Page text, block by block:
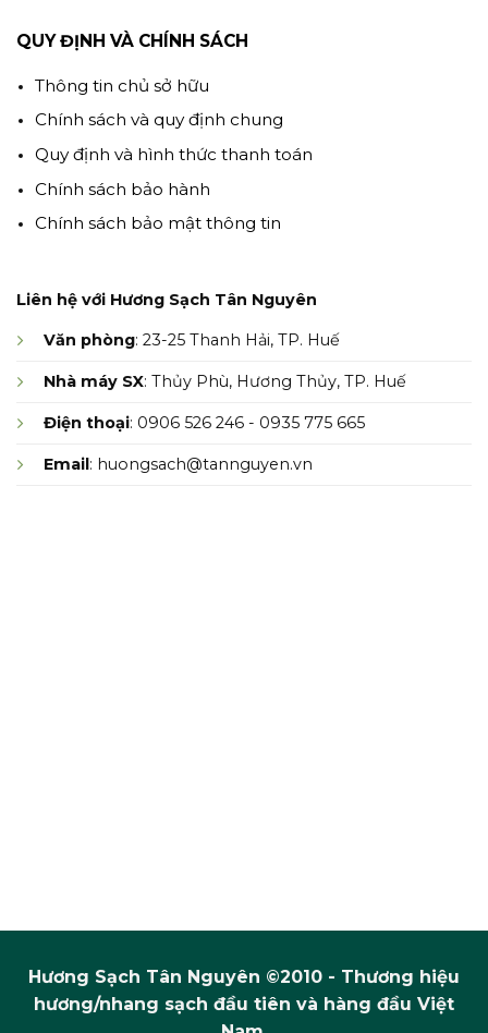
QUY ĐỊNH VÀ CHÍNH SÁCH
Thông tin chủ sở hữu
Chính sách và quy định chung
Quy định và hình thức thanh toán
Chính sách bảo hành
Chính sách bảo mật thông tin
Liên hệ với Hương Sạch Tân Nguyên
Văn phòng: 23-25 Thanh Hải, TP. Huế
Nhà máy SX: Thủy Phù, Hương Thủy, TP. Huế
Điện thoại: 0906 526 246 - 0935 775 665
Email: huongsach@tannguyen.vn
Hương Sạch Tân Nguyên ©2010 - Thương hiệu
hương/nhang sạch đầu tiên và hàng đầu Việt